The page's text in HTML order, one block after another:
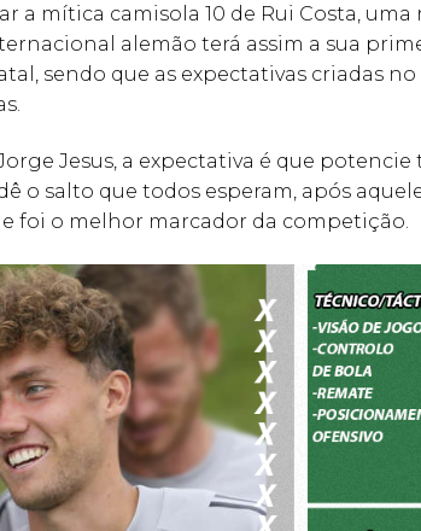
a mítica camisola 10 de Rui Costa, uma
alemão terá assim a sua
sendo que as expectativas criadas no
Jesus, a expectativa é que potencie
o salto que todos esperam, após
foi o melhor marcador da competição.